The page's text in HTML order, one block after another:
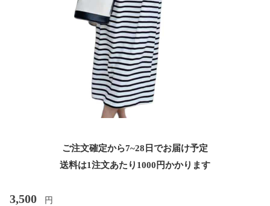
ご注文確定から7~28日でお届け予定
送料は1注文あたり 1000 円かかります
3,500 円